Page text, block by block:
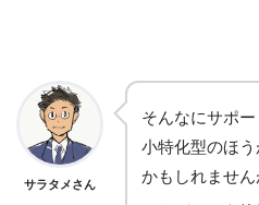
サラタメさん
そんなにサポ
小特化型のほ
かもしれません